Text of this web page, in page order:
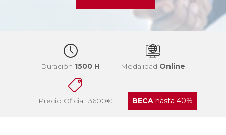
Duración 1500 H Modalidad Online
Precio Oficial: 3600€ BECAhasta 40%